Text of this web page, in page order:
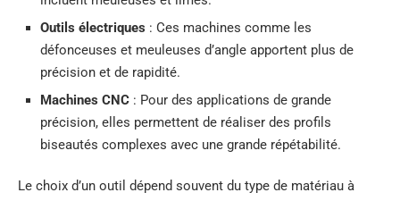
Outils électriques : Ces machines comme les
défonceuses et meuleuses d’angle apportent plus de
précision et de rapidité.
Machines CNC : Pour des applications de grande
précision, elles permettent de réaliser des profils
biseautés complexes avec une grande répétabilité.
Le choix d’un outil dépend souvent du type de matériau à